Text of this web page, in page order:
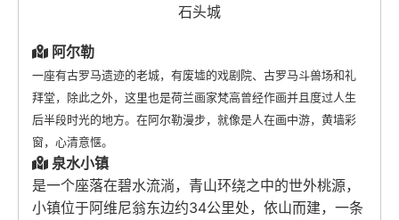
石头城
阿尔勒
一座有古罗马遗迹的老城，有废墟的戏剧院、古罗马斗兽场和礼
拜堂，除此之外，这里也是荷兰画家梵高曾经作画并且度过人生
后半段时光的地方。在阿尔勒漫步，就像是人在画中游，黄墙彩
窗，心清意惬。
泉水小镇
是一个座落在碧水流淌，青山环绕之中的世外桃源，
小镇位于阿维尼翁东边约34公里处，依山而建，一条